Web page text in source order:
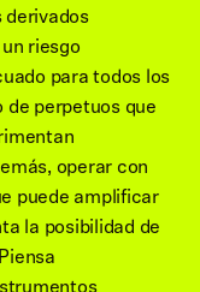
riesgo
para todos los
perpetuos que
operar con
puede amplificar
la posibilidad de